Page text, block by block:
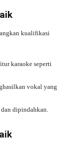
kualifikasi
karaoke seperti
vokal yang
dipindahkan.